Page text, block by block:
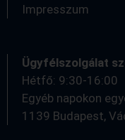
Impresszum
Ügyfélszolgálat
Hétfő: 9:30-16:00
Egyéb napokon
1139 Budapest,